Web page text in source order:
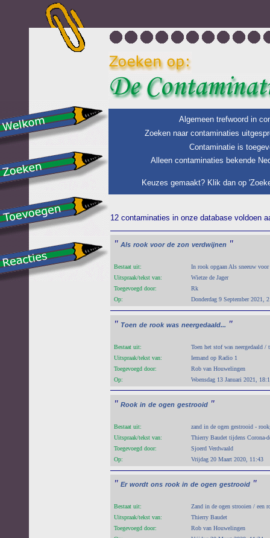
Algemeen trefwoord in
Zoeken naar contaminaties
Contaminatie is
Alleen contaminaties bekende
Keuzes gemaakt? Klik dan op
12 contaminaties in onze database voldoen
" Als rook voor de zon verdwijnen "
Bestaat uit:
In rook opgaan Als sneeuw
Uitspraak/tekst van:
Wietze de Jager
Toegevoegd door:
Rk
Op:
Donderdag 9 September 2021,
" Toen de rook was neergedaald... "
Bestaat uit:
Toen het stof was neergedaald /
Uitspraak/tekst van:
Iemand op Radio 1
Toegevoegd door:
Rob van Houwelingen
Op:
Woensdag 13 Januari 2021,
" Rook in de ogen gestrooid "
Bestaat uit:
zand in de ogen gestrooid -
Uitspraak/tekst van:
Thierry Baudet tijdens Corona-
Toegevoegd door:
Sjoerd Verdwaald
Op:
Vrijdag 20 Maart 2020, 11:43
" Er wordt ons rook in de ogen gestrooid "
Bestaat uit:
Zand in de ogen strooien / een
Uitspraak/tekst van:
Thierry Baudet
Toegevoegd door:
Rob van Houwelingen